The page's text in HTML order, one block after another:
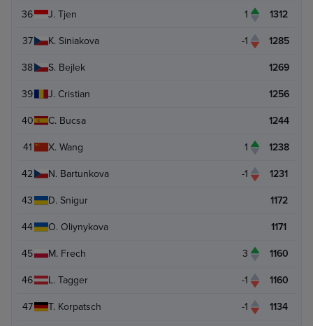
36 J. Tjen 1 1312
37 K. Siniakova -1 1285
38 S. Bejlek 1269
39 J. Cristian 1256
40 C. Bucsa 1244
41 X. Wang 1 1238
42 N. Bartunkova -1 1231
43 D. Snigur 1172
44 O. Oliynykova 1171
45 M. Frech 3 1160
46 L. Tagger -1 1160
47 T. Korpatsch -1 1134